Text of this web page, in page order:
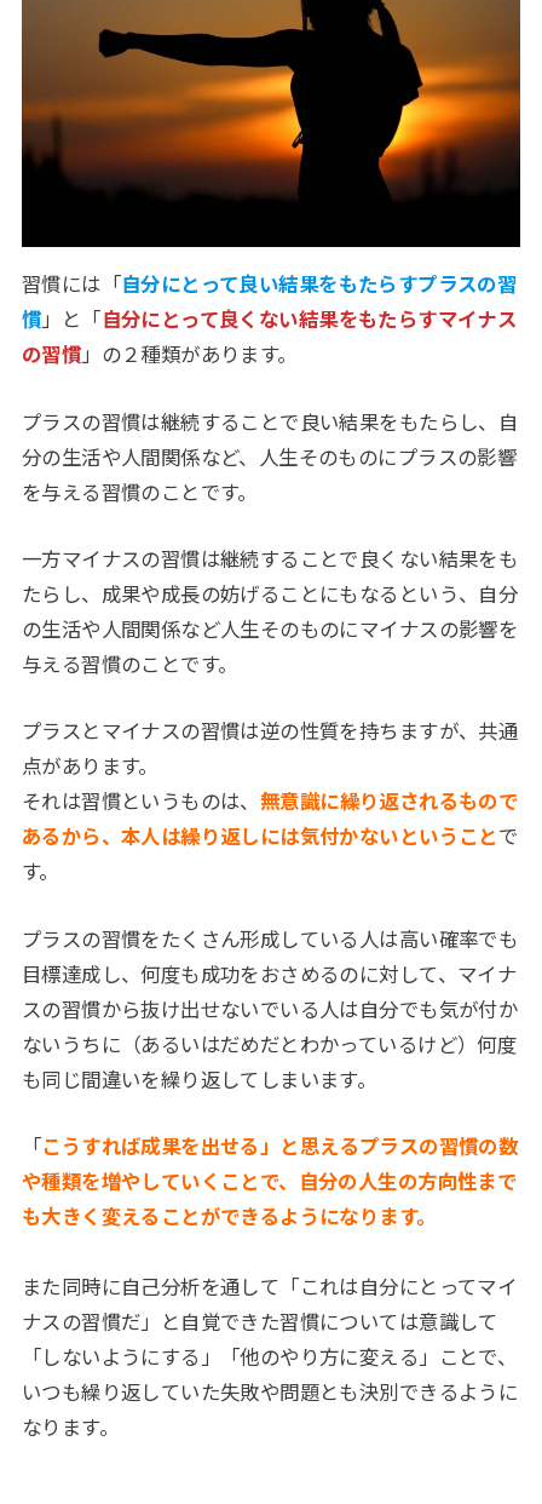
習慣には「自分にとって良い結果をもたらすプラスの習
慣」と「自分にとって良くない結果をもたらすマイナス
の習慣」の２種類があります。
プラスの習慣は継続することで良い結果をもたらし、自
分の生活や人間関係など、人生そのものにプラスの影響
を与える習慣のことです。
一方マイナスの習慣は継続することで良くない結果をも
たらし、成果や成長の妨げることにもなるという、自分
の生活や人間関係など人生そのものにマイナスの影響を
与える習慣のことです。
プラスとマイナスの習慣は逆の性質を持ちますが、共通
点があります。
それは習慣というものは、 無意識に繰り返されるもので
あるから、本人は繰り返しには気付かないということで
す。
プラスの習慣をたくさん形成している人は高い確率でも
目標達成し、何度も成功をおさめるのに対して、マイナ
スの習慣から抜け出せないでいる人は自分でも気が付か
ないうちに（あるいはだめだとわかっているけど）何度
も同じ間違いを繰り返してしまいます。
「こうすれば成果を出せる」と思えるプラスの習慣の数
や種類を増やしていくことで、自分の人生の方向性まで
も大きく変えることができるようになります。
また同時に自己分析を通して「これは自分にとってマイ
ナスの習慣だ」と自覚できた習慣については意識して
「しないようにする」「他のやり方に変える」ことで、
いつも繰り返していた失敗や問題とも決別できるように
なります。